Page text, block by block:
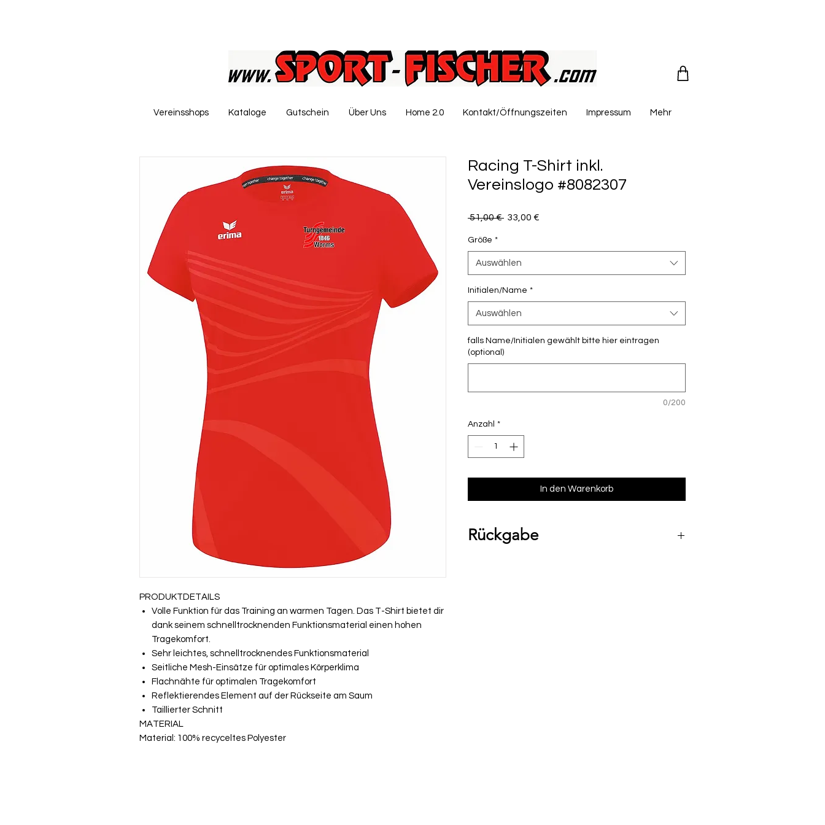
Vereinsshops Kataloge Gutschein Über Uns Home 2.0 Kontakt/Öffnungszeiten Impressum Mehr
PRODUKTDETAILS
Volle Funktion für das Training an warmen Tagen. Das T-Shirt bietet dir
dank seinem schnelltrocknenden Funktionsmaterial einen hohen
Tragekomfort.
Sehr leichtes, schnelltrocknendes Funktionsmaterial
Seitliche Mesh-Einsätze für optimales Körperklima
Flachnähte für optimalen Tragekomfort
Reflektierendes Element auf der Rückseite am Saum
Taillierter Schnitt
MATERIAL
Material: 100% recyceltes Polyester
Racing T-Shirt inkl.
Vereinslogo #8082307
51,00 € Standardpreis
33,00 €
Größe *
Auswählen
Initialen/Name *
Auswählen
falls Name/Initialen gewählt bitte hier eintragen
(optional)
0/200
Anzahl *
In den Warenkorb
Rückgabe